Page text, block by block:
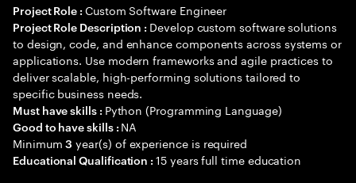
Project Role : Custom Software Engineer
Project Role Description : Develop custom software solutions
to design, code, and enhance components across systems or
applications. Use modern frameworks and agile practices to
deliver scalable, high-performing solutions tailored to
specific business needs.
Must have skills : Python (Programming Language)
Good to have skills : NA
Minimum3 year(s) of experience is required
Educational Qualification :15 years full time education